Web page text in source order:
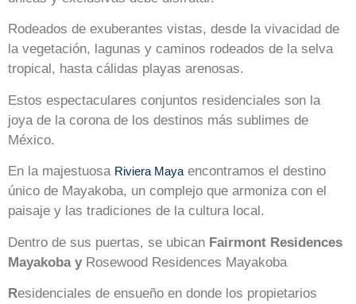
Rodeados de exuberantes vistas, desde la vivacidad de
la vegetación, lagunas y caminos rodeados de la selva
tropical, hasta cálidas playas arenosas.
Estos espectaculares conjuntos residenciales son la
joya de la corona de los destinos más sublimes de
México.
En la majestuosa Riviera Mayaencontramos el destino
único de Mayakoba, un complejo que armoniza con el
paisaje y las tradiciones de la cultura local.
Dentro de sus puertas, se ubican Fairmont Residences
Mayakoba y Rosewood Residences Mayakoba
Residenciales de ensueño en donde los propietarios